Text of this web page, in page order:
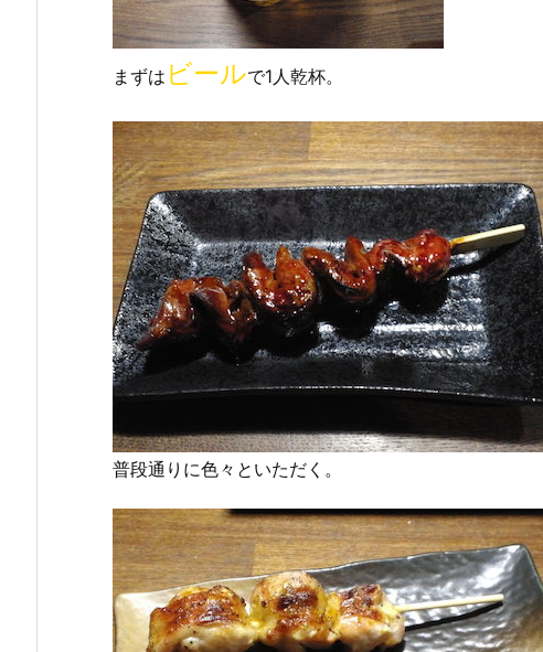
まずは ビールで1人乾杯。
普段通りに色々といただく。